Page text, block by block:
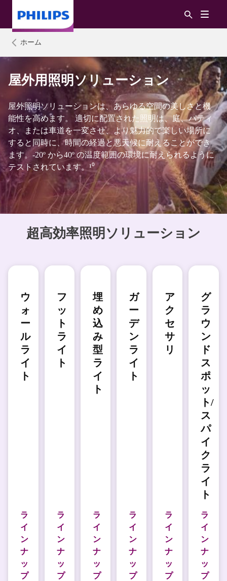
ホーム
屋外用照明ソリューション
屋外照明ソリューションは、あらゆる空間の美しさと機
能性を高めます。 適切に配置された照明は、庭、パティ
オ、または車道を一変させ、より魅力的で楽しい場所に
すると同時に、時間の経過と悪天候に耐えることができ
ます。-20º から40º の温度範囲の環境に耐えられるように
テストされています。¹⁰
超高効率照明ソリューション
ウ
ォ
ー
ル
ラ
イ
ト
ラ
イ
ン
ナ
ッ
プ
フ
ッ
ト
ラ
イ
ト
ラ
イ
ン
ナ
ッ
プ
埋
め
込
み
型
ラ
イ
ト
ラ
イ
ン
ナ
ッ
プ
ガ
ー
デ
ン
ラ
イ
ト
ラ
イ
ン
ナ
ッ
プ
ア
ク
セ
サ
リ
ラ
イ
ン
ナ
ッ
プ
グ
ラ
ウ
ン
ド
ス
ポ
ッ
ト/
ス
パ
イ
ク
ラ
イ
ト
ラ
イ
ン
ナ
ッ
プ